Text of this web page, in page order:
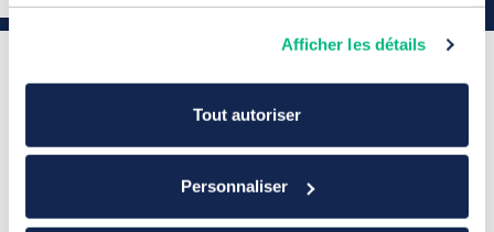
Afficher les détails
Tout autoriser
Personnaliser
Les résultats
observés